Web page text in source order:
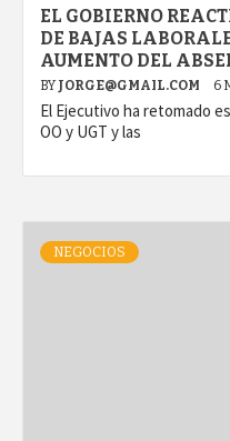
EL GOBIERNO
DE BAJAS
AUMENTO DEL
BY JORGE@GMAIL.COM 6
El Ejecutivo ha retomado
OO y UGT y las
NEGOCIOS